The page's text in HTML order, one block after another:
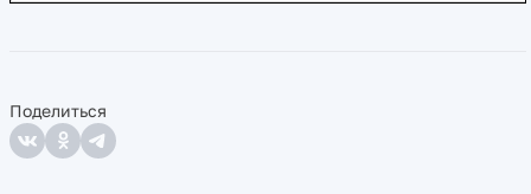
Поделиться